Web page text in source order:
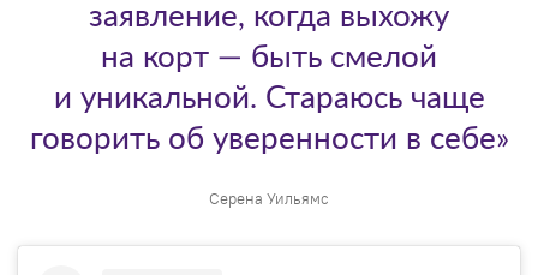
Серена Уильямс
заявление, когда выхожу
на корт — быть смелой
и уникальной. Стараюсь чаще
говорить об уверенности в себе»